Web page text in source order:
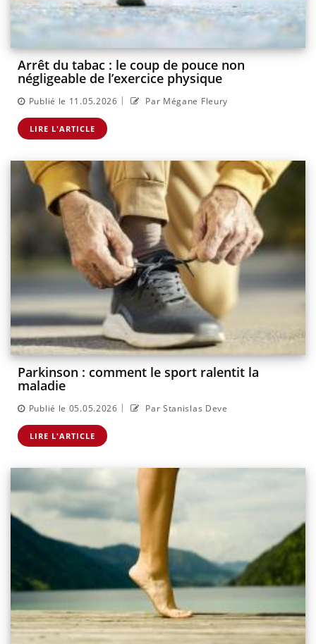
Arrêt du tabac : le coup de pouce non
négligeable de l’exercice physique
Publié le 11.05.2026 | Par Mégane Fleury
LIRE L'ARTICLE
Parkinson : comment le sport ralentit la
maladie
Publié le 05.05.2026 | Par Stanislas Deve
LIRE L'ARTICLE